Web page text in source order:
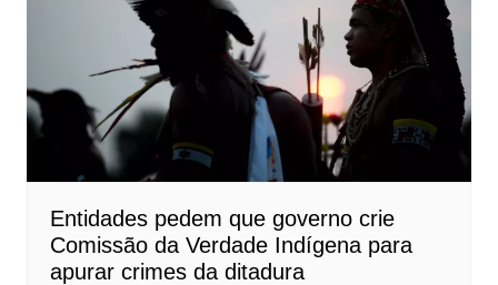
Entidades pedem que governo crie
Comissão da Verdade Indígena para
apurar crimes da ditadura